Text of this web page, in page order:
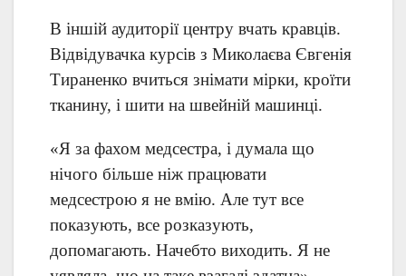
В іншій аудиторії центру вчать кравців.
Відвідувачка курсів з Миколаєва Євгенія
Тираненко вчиться знімати мірки, кроїти
тканину, і шити на швейній машинці.
«Я за фахом медсестра, і думала що
нічого більше ніж працювати
медсестрою я не вмію. Але тут все
показують, все розказують,
допомагають. Начебто виходить. Я не